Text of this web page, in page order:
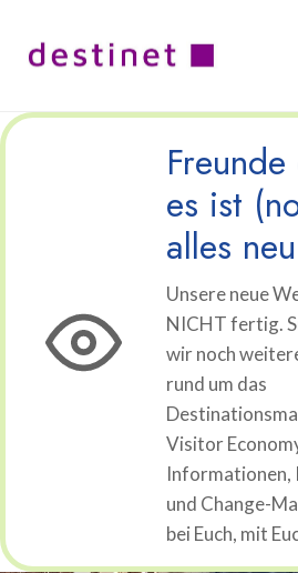
Inhalt
springen
es ist
alles
Unsere neue
NICHT fertig.
wir noch
rund um das
Visitor
Informationen,
und Change-
bei Euch, mit